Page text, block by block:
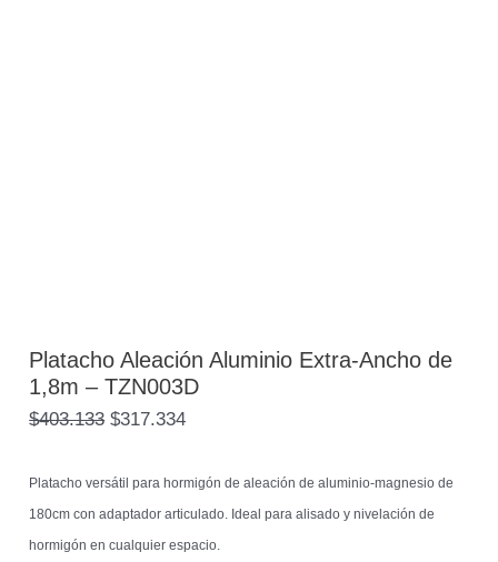
Platacho Aleación Aluminio Extra-Ancho de
1,8m – TZN003D
$403.133 $317.334
Platacho versátil para hormigón de aleación de aluminio-magnesio de
180cm con adaptador articulado. Ideal para alisado y nivelación de
hormigón en cualquier espacio.